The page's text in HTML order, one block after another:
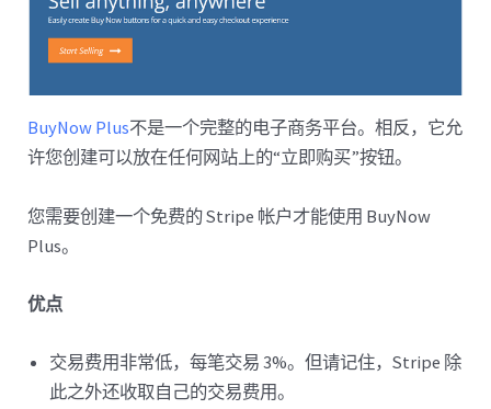
BuyNow Plus不是一个完整的电子商务平台。相反，它允
许您创建可以放在任何网站上的“立即购买”按钮。
您需要创建一个免费的 Stripe 帐户才能使用 BuyNow
Plus。
优点
交易费用非常低，每笔交易 3%。但请记住，Stripe 除
此之外还收取自己的交易费用。